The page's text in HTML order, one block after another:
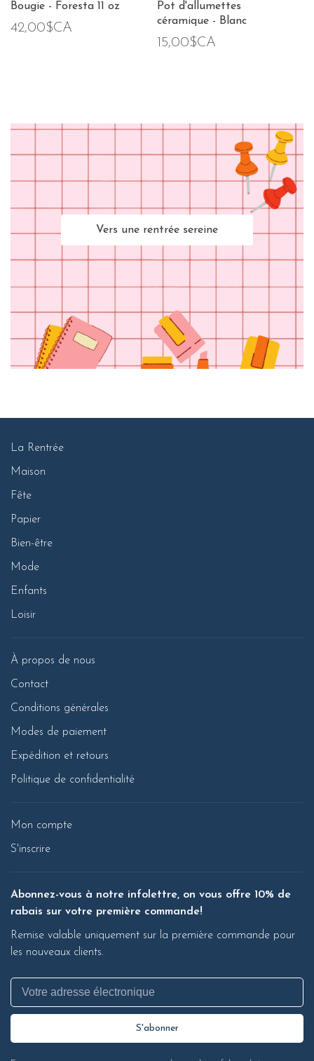
Bougie - Foresta 11 oz
42,00$CA
Pot d'allumettes
céramique - Blanc
15,00$CA
Vers une rentrée sereine
La Rentrée
Maison
Fête
Papier
Bien-être
Mode
Enfants
Loisir
À propos de nous
Contact
Conditions générales
Modes de paiement
Expédition et retours
Politique de confidentialité
Mon compte
S'inscrire
Abonnez-vous à notre infolettre, on vous offre 10% de
rabais sur votre première commande!
Remise valable uniquement sur la première commande pour
les nouveaux clients.
S'abonner